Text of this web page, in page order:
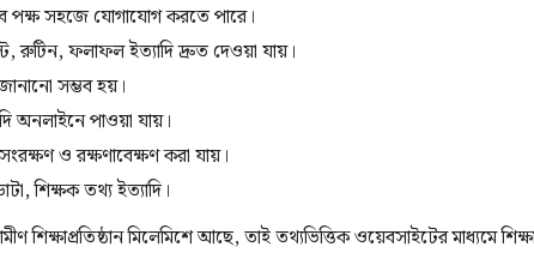
পক্ষ সহজে যোগাযোগ করতে পারে।
রুটিন, ফলাফল ইত্যাদি দ্রুত দেওয়া যায়।
সম্ভব হয়।
অনলাইনে পাওয়া যায়।
ও রক্ষণাবেক্ষণ করা যায়।
শিক্ষক তথ্য ইত্যাদি।
মিলেমিশে আছে, তাই তথ্যভিত্তিক ওয়েবসাইটের মাধ্যমে